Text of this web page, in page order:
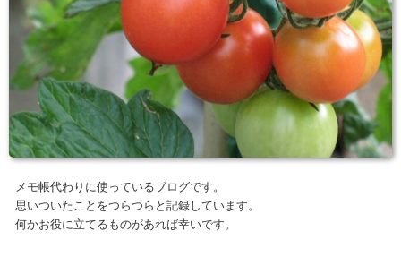
メモ帳代わりに使っているブログです。
思いついたことをつらつらと記録しています。
何かお役に立てるものがあれば幸いです。